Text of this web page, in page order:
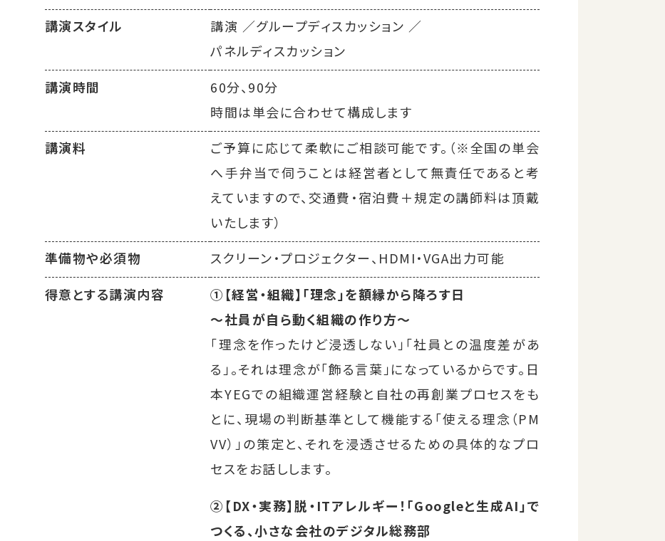
講演スタイル
講演
グループディスカッション
パネルディスカッション
講演時間
60分、90分
時間は単会に合わせて構成します
講演料
ご予算に応じて柔軟にご相談可能です。（※全国の単会
へ手弁当で伺うことは経営者として無責任であると考
えていますので、交通費・宿泊費＋規定の講師料は頂戴
いたします）
準備物や必須物
スクリーン・プロジェクター、HDMI・VGA出力可能
得意とする講演内容
①【経営・組織】「理念」を額縁から降ろす日
〜社員が自ら動く組織の作り方〜
「理念を作ったけど浸透しない」「社員との温度差があ
る」。それは理念が「飾る言葉」になっているからです。日
本YEGでの組織運営経験と自社の再創業プロセスをも
とに、現場の判断基準として機能する「使える理念（PM
VV）」の策定と、それを浸透させるための具体的なプロ
セスをお話しします。
②【DX・実務】脱・ITアレルギー！「Googleと生成AI」で
つくる、小さな会社のデジタル総務部